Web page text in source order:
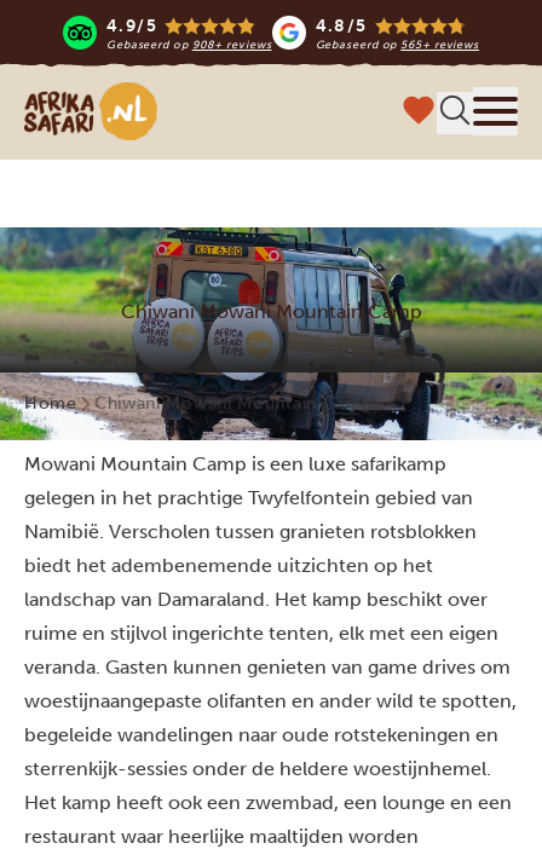
4.9/5
Gebaseerd op 908+ reviews
4.8/5
Gebaseerd op565+ reviews
Afrika safari
Chiwani Mowani Mountain Camp
Home Chiwani Mowani Mountain Camp
Mowani Mountain Camp is een luxe safarikamp
gelegen in het prachtige Twyfelfontein gebied van
Namibië. Verscholen tussen granieten rotsblokken
biedt het adembenemende uitzichten op het
landschap van Damaraland. Het kamp beschikt over
ruime en stijlvol ingerichte tenten, elk met een eigen
veranda. Gasten kunnen genieten van game drives om
woestijnaangepaste olifanten en ander wild te spotten,
begeleide wandelingen naar oude rotstekeningen en
sterrenkijk-sessies onder de heldere woestijnhemel.
Het kamp heeft ook een zwembad, een lounge en een
restaurant waar heerlijke maaltijden worden